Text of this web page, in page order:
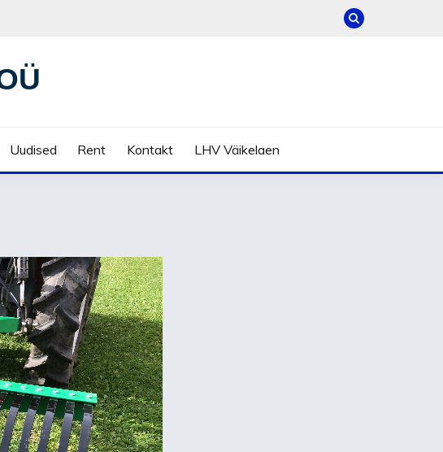
Uudised Rent Kontakt LHV Väikelaen